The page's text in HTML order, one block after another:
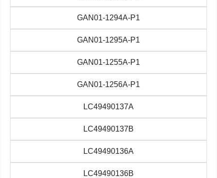
GAN01-1294A-P1
GAN01-1295A-P1
GAN01-1255A-P1
GAN01-1256A-P1
LC49490137A
LC49490137B
LC49490136A
LC49490136B